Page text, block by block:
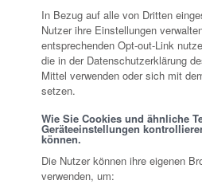
In Bezug auf alle von Dritten
Nutzer ihre Einstellungen
entsprechenden Opt-out-Link
die in der Datenschutzerklärung
Mittel verwenden oder sich mit
setzen.
Wie Sie Cookies und ähnliche
Geräteeinstellungen
können.
Die Nutzer können ihre eigenen
verwenden, um: